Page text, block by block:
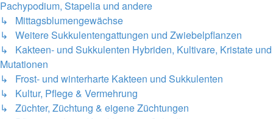
Pachypodium, Stapelia und andere
↳ Mittagsblumengewächse
↳ Weitere Sukkulentengattungen und Zwiebelpflanzen
↳ Kakteen- und Sukkulenten Hybriden, Kultivare, Kristate und
Mutationen
↳ Frost- und winterharte Kakteen und Sukkulenten
↳ Kultur, Pflege & Vermehrung
↳ Züchter, Züchtung & eigene Züchtungen